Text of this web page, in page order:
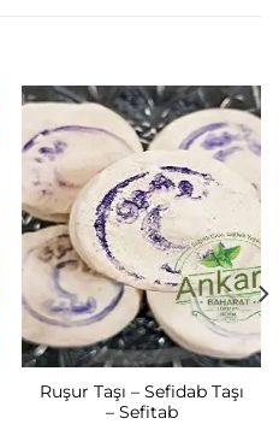
Ruşur Taşı – Sefidab Taşı
– Sefitab